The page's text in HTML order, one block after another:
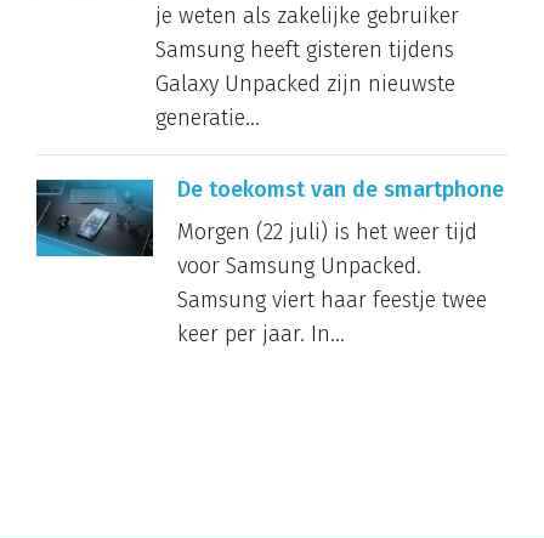
je weten als zakelijke gebruiker
Samsung heeft gisteren tijdens
Galaxy Unpacked zijn nieuwste
generatie...
De toekomst van de smartphone
Morgen (22 juli) is het weer tijd
voor Samsung Unpacked.
Samsung viert haar feestje twee
keer per jaar. In...